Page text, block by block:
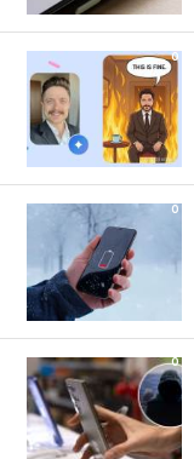
0
0
0